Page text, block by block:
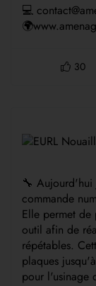
💻
30
🔧 Aujourd'hui
commande
Elle permet de
outil afin de
répétables.
plaques
pour l'usinage